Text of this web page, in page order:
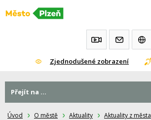
Přeskočit
Zjednodušené zobrazení
Úvod O městě Aktuality Aktuality z města
Přejít na ...